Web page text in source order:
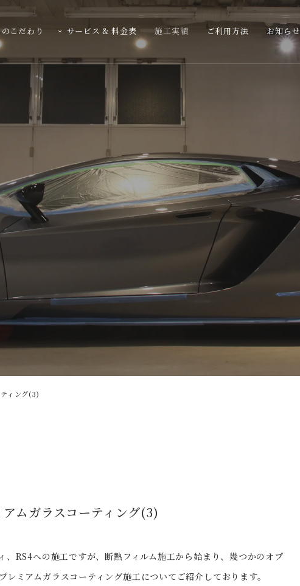
こだわり サービス & 料金表 施工実績 ご利用方法 お知らせ
ィング(3)
ムガラスコーティング(3)
、RS4への施工ですが、断熱フィルム施工から始まり、幾つかのオプ
ミアムガラスコーティング施工についてご紹介しております。